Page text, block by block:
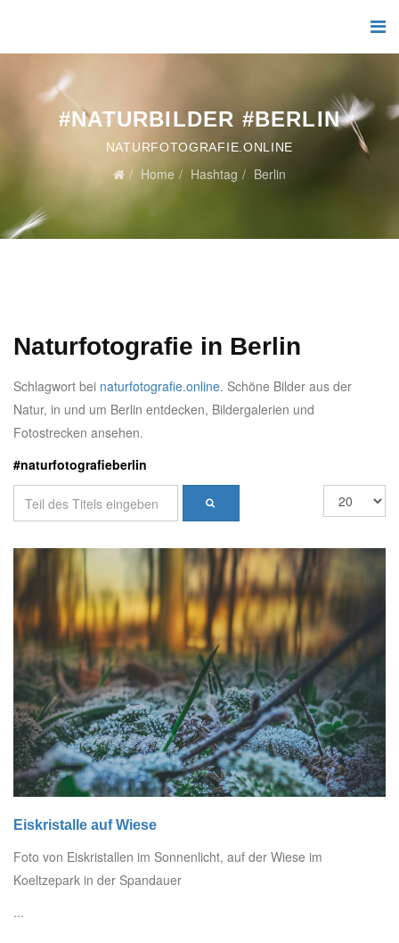
#NATURBILDER #BERLIN
NATURFOTOGRAFIE.ONLINE
Home Hashtag Berlin
Naturfotografie in Berlin
Schlagwort bei naturfotografie.online. Schöne Bilder aus der
Natur, in und um Berlin entdecken, Bildergalerien und
Fotostrecken ansehen.
#naturfotografieberlin
Eiskristalle auf Wiese
Foto von Eiskristallen im Sonnenlicht, auf der Wiese im
Koeltzepark in der Spandauer
...